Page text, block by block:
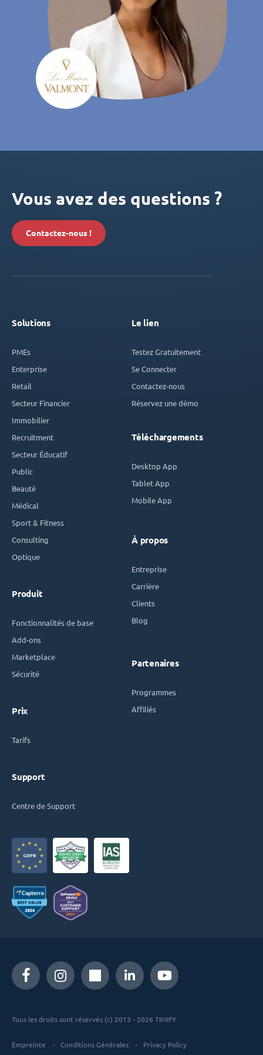
Vous avez des questions ?
Contactez-nous !
Solutions
PMEs
Enterprise
Retail
Secteur Financier
Immobilier
Recruitment
Secteur Éducatif
Public
Beauté
Médical
Sport & Fitness
Consulting
Optique
Produit
Fonctionnalités de base
Add-ons
Marketplace
Sécurité
Prix
Tarifs
Support
Centre de Support
Le lien
Testez Gratuitement
Se Connecter
Contactez-nous
Réservez une démo
Téléchargements
Desktop App
Tablet App
Mobile App
À propos
Entreprise
Carrière
Clients
Blog
Partenaires
Programmes
Affiliés
Tous les droits sont réservés (c) 2013 - 2026 TIMIFY
Empreinte Conditions Générales Privacy Policy